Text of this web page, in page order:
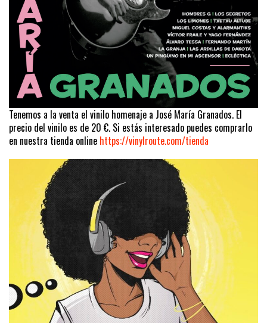
Tenemos a la venta el vinilo homenaje a José María Granados. El
precio del vinilo es de 20 €. Si estás interesado puedes comprarlo
en nuestra tienda online https://vinylroute.com/tienda